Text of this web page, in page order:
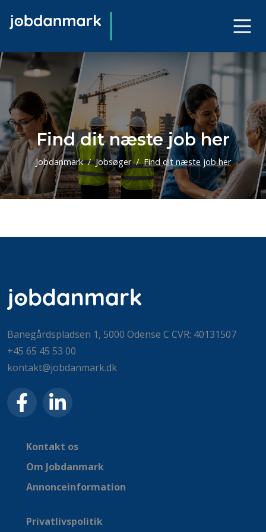
Find dit næste job her
Jobdanmark Jobsøger Find dit næste job her
Banegårdspladsen 1, 5000 Odense C CVR: 40131507
+45 65 45 53 00
kontakt@jobdanmark.dk
Kontakt os
Om Jobdanmark
Annonceinformation
Privatlivspolitik